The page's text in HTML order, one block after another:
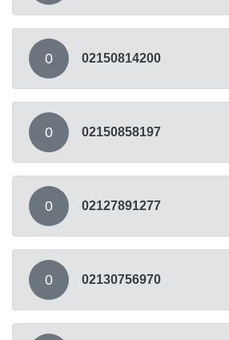
0 02150814200
0 02150858197
0 02127891277
0 02130756970